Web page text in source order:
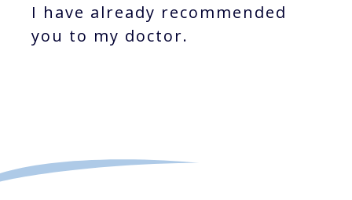
I have already recommended
you to my doctor.